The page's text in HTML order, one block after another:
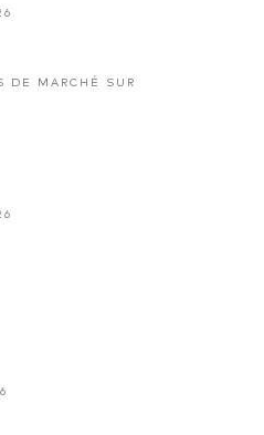
DE MARCHÉ SUR